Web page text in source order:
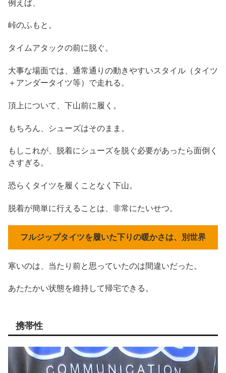
例えば、
峠のふもと。
タイムアタックの前に脱ぐ。
大事な場面では、通常通りの動きやすいスタイル（タイツ
＋アンダータイツ等）で走れる。
頂上について、下山前に履く。
もちろん、シューズはそのまま。
もしこれが、脱着にシューズを脱ぐ必要があったら面倒く
さすぎる。
恐らくタイツを履くことなく下山。
脱着が簡単に行えることは、非常にたいせつ。
フルジップタイツを履いた下りの暖かさは、別世界
寒いのは、当たり前と思っていたのは間違いだった。
あたたかい状態を維持して帰宅できる。
携帯性